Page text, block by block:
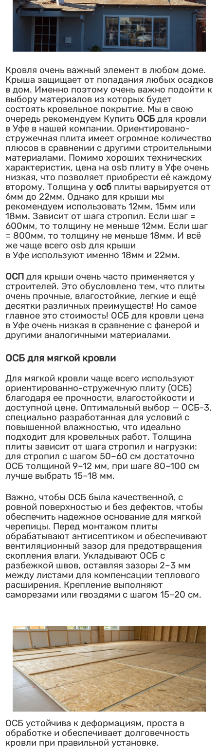
Кровля очень важный элемент в любом доме.
Крыша защищает от попадания любых осадков
в дом. Именно поэтому очень важно подойти к
выбору материалов из которых будет
состоять кровельное покрытие. Мы в свою
очередь рекомендуем Купить ОСБ для кровли
в Уфе в нашей компании. Ориентировано-
стружечная плита имеет огромное количество
плюсов в сравнении с другими строительными
материалами. Помимо хороших технических
характеристик, цена на osb плиту в Уфе очень
низкая, что позволяет приобрести её каждому
второму. Толщина у осб плиты варьируется от
6мм до 22мм. Однако для крыши мы
рекомендуем использовать 12мм, 15мм или
18мм. Зависит от шага стропил. Если шаг =
600мм, то толщину не меньше 12мм. Если шаг
= 800мм, то толщину не меньше 18мм. И всё
же чаще всего osb для крыши
в Уфе используют именно 18мм и 22мм.
ОСП для крыши очень часто применяется у
строителей. Это обусловлено тем, что плиты
очень прочные, влагостойкие, легкие и ещё
десятки различных преимуществ! Но самое
главное это стоимость! ОСБ для кровли цена
в Уфе очень низкая в сравнение с фанерой и
другими аналогичными материалами.
ОСБ для мягкой кровли
Для мягкой кровли чаще всего используют
ориентированно-стружечную плиту (ОСБ)
благодаря ее прочности, влагостойкости и
доступной цене. Оптимальный выбор — ОСБ-3,
специально разработанная для условий с
повышенной влажностью, что идеально
подходит для кровельных работ. Толщина
плиты зависит от шага стропил и нагрузки:
для стропил с шагом 50–60 см достаточно
ОСБ толщиной 9–12 мм, при шаге 80–100 см
лучше выбрать 15–18 мм.
Важно, чтобы ОСБ была качественной, с
ровной поверхностью и без дефектов, чтобы
обеспечить надежное основание для мягкой
черепицы. Перед монтажом плиты
обрабатывают антисептиком и обеспечивают
вентиляционный зазор для предотвращения
скопления влаги. Укладывают ОСБ с
разбежкой швов, оставляя зазоры 2–3 мм
между листами для компенсации теплового
расширения. Крепление выполняют
саморезами или гвоздями с шагом 15–20 см.
ОСБ устойчива к деформациям, проста в
обработке и обеспечивает долговечность
кровли при правильной установке.